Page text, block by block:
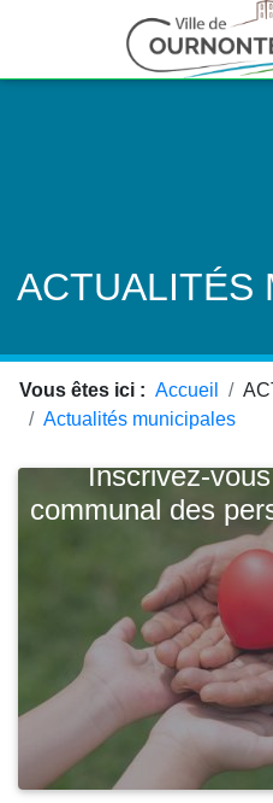
ACTUALITÉS
Vous êtes ici : Accueil
Actualités municipales
Inscrivez-
communal des